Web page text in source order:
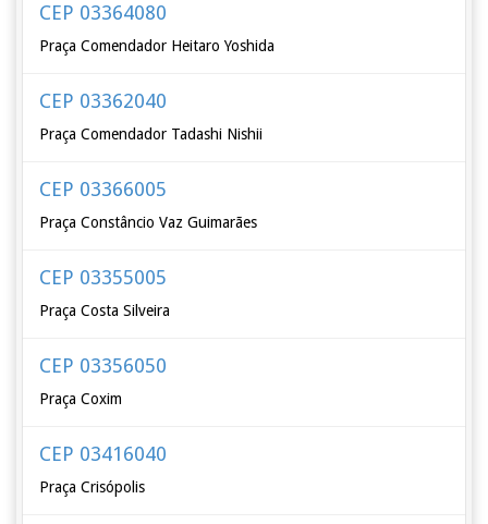
CEP 03364080
Praça Comendador Heitaro Yoshida
CEP 03362040
Praça Comendador Tadashi Nishii
CEP 03366005
Praça Constâncio Vaz Guimarães
CEP 03355005
Praça Costa Silveira
CEP 03356050
Praça Coxim
CEP 03416040
Praça Crisópolis